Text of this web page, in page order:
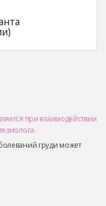
при взаимодействии
груди может